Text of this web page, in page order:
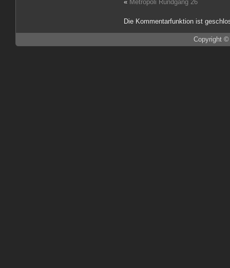
« Metropoli Rundgang 26
Die Kommentarfunktion ist
Copyright ©